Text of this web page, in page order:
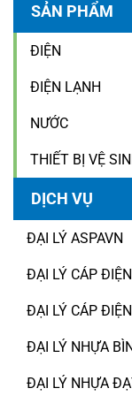
SẢN PHẨM
ĐIỆN
ĐIỆN LẠNH
NƯỚC
THIẾT BỊ VỆ
DỊCH VỤ
ĐẠI LÝ ASPAVN
ĐẠI LÝ CÁP
ĐẠI LÝ CÁP
ĐẠI LÝ NHỰA
ĐẠI LÝ NHỰA